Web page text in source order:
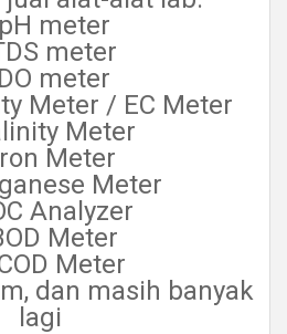
meter
meter
meter
Meter / EC Meter
Meter
Meter
Meter
Analyzer
Meter
Meter
dan masih banyak
lagi